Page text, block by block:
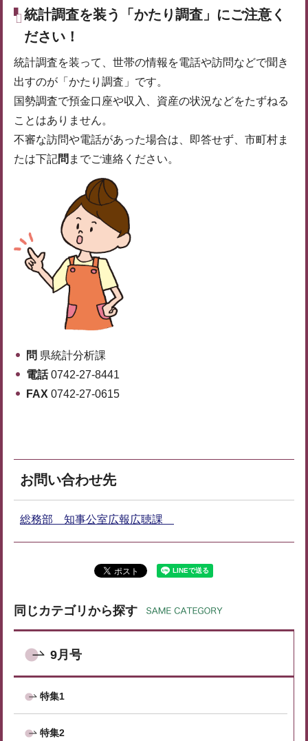
統計調査を装う「かたり調査」にご注意く
ださい！
統計調査を装って、世帯の情報を電話や訪問などで聞き
出すのが「かたり調査」です。
国勢調査で預金口座や収入、資産の状況などをたずねる
ことはありません。
不審な訪問や電話があった場合は、即答せず、市町村ま
たは下記問 までご連絡ください。
問 県統計分析課
電話0742-27-8441
FAX 0742-27-0615
お問い合わせ先
総務部 知事公室広報広聴課
同じカテゴリから探す
9月号
特集1
特集2